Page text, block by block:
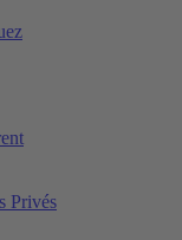
Privés